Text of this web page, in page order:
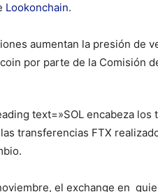
Lookonchain.
aumentan la presión de
por parte de la Comisión
text=»SOL encabeza
transferencias FTX
el exchange en